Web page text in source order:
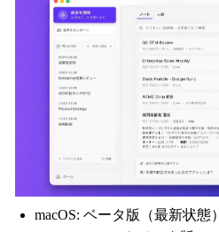
macOS: ベータ版（最新状態）